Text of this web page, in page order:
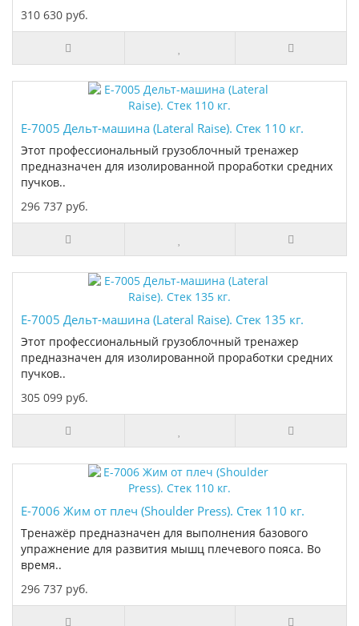
310 630 руб.
E-7005 Дельт-машина (Lateral Raise). Стек 110 кг.
Этот профессиональный грузоблочный тренажер
предназначен для изолированной проработки средних
пучков..
296 737 руб.
E-7005 Дельт-машина (Lateral Raise). Стек 135 кг.
Этот профессиональный грузоблочный тренажер
предназначен для изолированной проработки средних
пучков..
305 099 руб.
E-7006 Жим от плеч (Shoulder Press). Стек 110 кг.
Тренажёр предназначен для выполнения базового
упражнение для развития мышц плечевого пояса. Во
время..
296 737 руб.